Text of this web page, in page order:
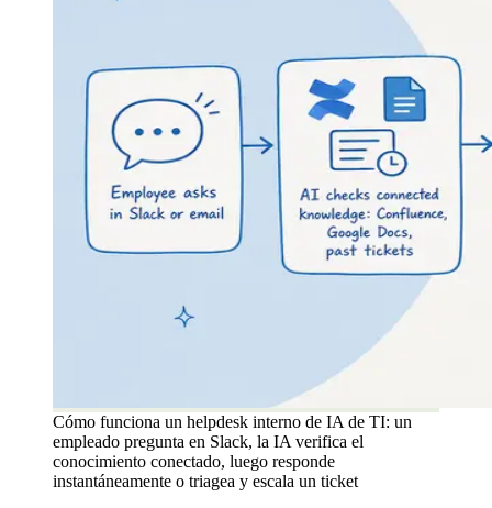
Cómo funciona un helpdesk interno de IA de TI: un
empleado pregunta en Slack, la IA verifica el
conocimiento conectado, luego responde
instantáneamente o triagea y escala un ticket